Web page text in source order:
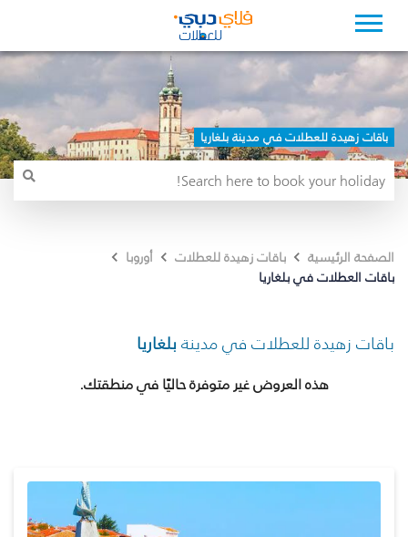
باقات زهيدة للعطلات في مدينة بلغاريا
الصفحة الرئيسية باقات زهيدة للعطلات
أوروبا
باقات العطلات في بلغاريا
باقات زهيدة للعطلات في مدينة بلغاريا
هذه العروض غير متوفرة حاليًا في منطقتك.